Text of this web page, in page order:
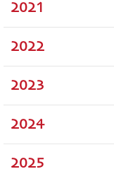
2021
2022
2023
2024
2025